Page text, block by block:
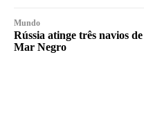
Mundo
Rússia atinge três navios
Mar Negro